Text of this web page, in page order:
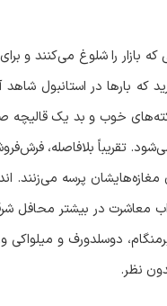
بازار را شلوغ می‌کنند و
بارها در استانبول شاهد
نکته‌های خوب و بد یک
تقریباً بلافاصله،
پرسه می‌زنند.
معاشرت در بیشتر محافل
دوسلدورف و میلواکی
نظر.